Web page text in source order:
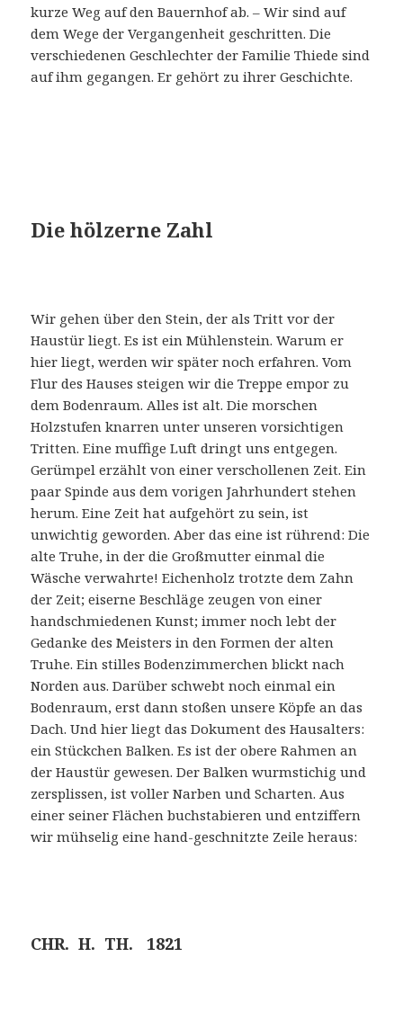
kurze Weg auf den Bauernhof ab. – Wir sind auf
dem Wege der Vergangenheit geschritten. Die
verschiedenen Geschlechter der Familie Thiede sind
auf ihm gegangen. Er gehört zu ihrer Geschichte.
Die hölzerne Zahl
Wir gehen über den Stein, der als Tritt vor der
Haustür liegt. Es ist ein Mühlenstein. Warum er
hier liegt, werden wir später noch erfahren. Vom
Flur des Hauses steigen wir die Treppe empor zu
dem Bodenraum. Alles ist alt. Die morschen
Holzstufen knarren unter unseren vorsichtigen
Tritten. Eine muffige Luft dringt uns entgegen.
Gerümpel erzählt von einer verschollenen Zeit. Ein
paar Spinde aus dem vorigen Jahrhundert stehen
herum. Eine Zeit hat aufgehört zu sein, ist
unwichtig geworden. Aber das eine ist rührend: Die
alte Truhe, in der die Großmutter einmal die
Wäsche verwahrte! Eichenholz trotzte dem Zahn
der Zeit; eiserne Beschläge zeugen von einer
handschmiedenen Kunst; immer noch lebt der
Gedanke des Meisters in den Formen der alten
Truhe. Ein stilles Bodenzimmerchen blickt nach
Norden aus. Darüber schwebt noch einmal ein
Bodenraum, erst dann stoßen unsere Köpfe an das
Dach. Und hier liegt das Dokument des Hausalters:
ein Stückchen Balken. Es ist der obere Rahmen an
der Haustür gewesen. Der Balken wurmstichig und
zersplissen, ist voller Narben und Scharten. Aus
einer seiner Flächen buchstabieren und entziffern
wir mühselig eine hand-geschnitzte Zeile heraus:
CHR. H. TH. 1821